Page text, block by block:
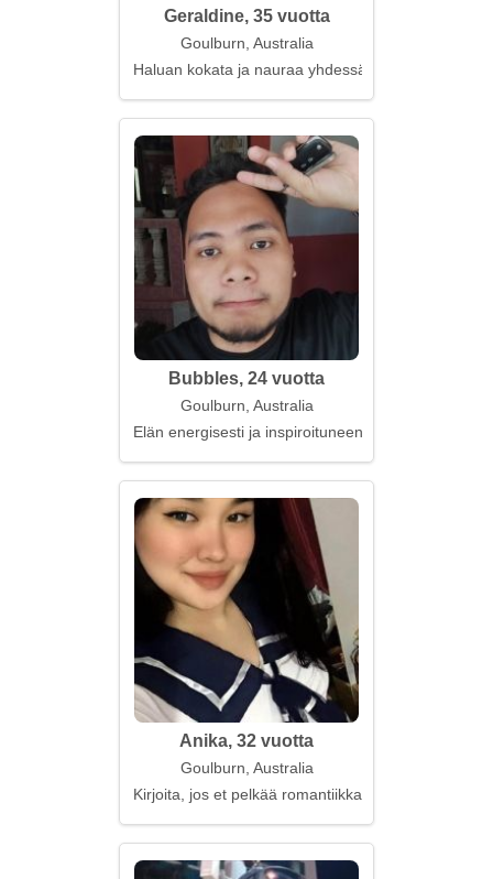
Geraldine, 35 vuotta
Goulburn, Australia
Haluan kokata ja nauraa yhdessä
Bubbles, 24 vuotta
Goulburn, Australia
Elän energisesti ja inspiroituneena
Anika, 32 vuotta
Goulburn, Australia
Kirjoita, jos et pelkää romantiikkaa